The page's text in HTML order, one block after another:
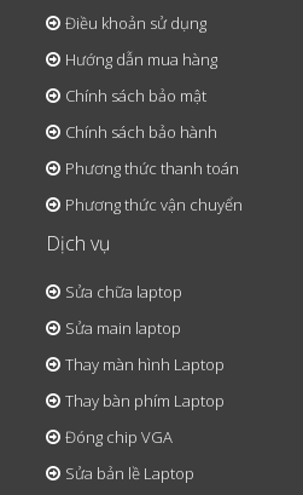
Điều khoản sử dụng
Hướng dẫn mua hàng
Chính sách bảo mật
Chính sách bảo hành
Phương thức thanh toán
Phương thức vận chuyển
Dịch vụ
Sửa chữa laptop
Sửa main laptop
Thay màn hình Laptop
Thay bàn phím Laptop
Đóng chip VGA
Sửa bản lề Laptop